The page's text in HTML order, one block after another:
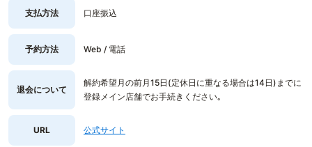
支払方法 口座振込
予約方法 Web / 電話
退会について
解約希望月の前月15日(定休日に重なる場合は14日)までに
登録メイン店舗でお手続きください｡
URL 公式サイト